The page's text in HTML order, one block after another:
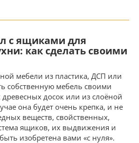
с ящиками для
как сделать своими
мебели из пластика, ДСП или
собственную мебель своими
досок или из слоёной
она будет очень крепка, и не
веществ, свойственных,
ящиков, их выдвижения и
изобретена вами «с нуля».